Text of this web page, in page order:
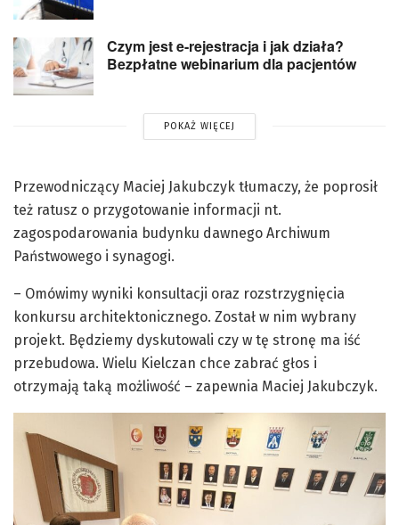
Czym jest e-rejestracja i jak działa?
Bezpłatne webinarium dla pacjentów
POKAŻ WIĘCEJ
Przewodniczący Maciej Jakubczyk tłumaczy, że poprosił
też ratusz o przygotowanie informacji nt.
zagospodarowania budynku dawnego Archiwum
Państwowego i synagogi.
– Omówimy wyniki konsultacji oraz rozstrzygnięcia
konkursu architektonicznego. Został w nim wybrany
projekt. Będziemy dyskutowali czy w tę stronę ma iść
przebudowa. Wielu Kielczan chce zabrać głos i
otrzymają taką możliwość – zapewnia Maciej Jakubczyk.